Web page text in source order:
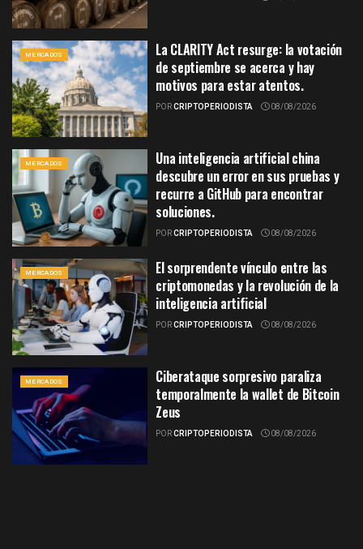
MERCADOS
La CLARITY Act resurge: la votación
de septiembre se acerca y hay
motivos para estar atentos.
PORCRIPTOPERIODISTA 08/08/2026
MERCADOS
Una inteligencia artificial china
descubre un error en sus pruebas y
recurre a GitHub para encontrar
soluciones.
PORCRIPTOPERIODISTA 08/08/2026
MERCADOS
El sorprendente vínculo entre las
criptomonedas y la revolución de la
inteligencia artificial
PORCRIPTOPERIODISTA 08/08/2026
MERCADOS
Ciberataque sorpresivo paraliza
temporalmente la wallet de Bitcoin
Zeus
PORCRIPTOPERIODISTA 08/08/2026